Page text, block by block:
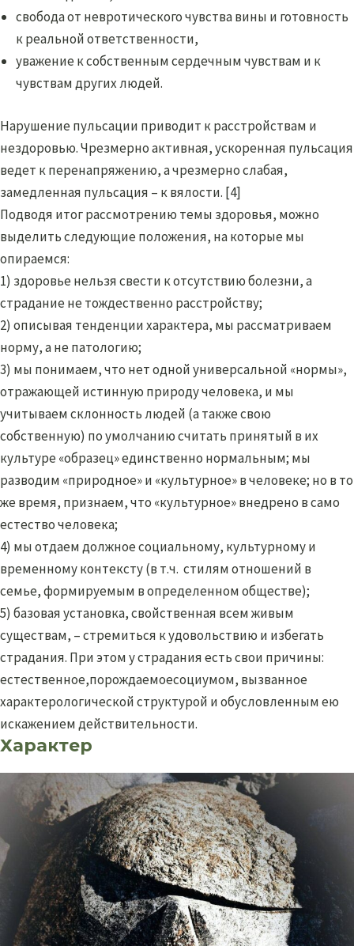
свобода от невротического чувства вины и готовность
к реальной ответственности,
уважение к собственным сердечным чувствам и к
чувствам других людей.
Нарушение пульсации приводит к расстройствам и
нездоровью. Чрезмерно активная, ускоренная пульсация
ведет к перенапряжению, а чрезмерно слабая,
замедленная пульсация – к вялости. [4]
Подводя итог рассмотрению темы здоровья, можно
выделить следующие положения, на которые мы
опираемся:
1) здоровье нельзя свести к отсутствию болезни, а
страдание не тождественно расстройству;
2) описывая тенденции характера, мы рассматриваем
норму, а не патологию;
3) мы понимаем, что нет одной универсальной «нормы»,
отражающей истинную природу человека, и мы
учитываем склонность людей (а также свою
собственную) по умолчанию считать принятый в их
культуре «образец» единственно нормальным; мы
разводим «природное» и «культурное» в человеке; но в то
же время, признаем, что «культурное» внедрено в само
естество человека;
4) мы отдаем должное социальному, культурному и
временному контексту (в т.ч. стилям отношений в
семье, формируемым в определенном обществе);
5) базовая установка, свойственная всем живым
существам, – стремиться к удовольствию и избегать
страдания. При этом у страдания есть свои причины:
естественное,порождаемоесоциумом, вызванное
характерологической структурой и обусловленным ею
искажением действительности.
Характер